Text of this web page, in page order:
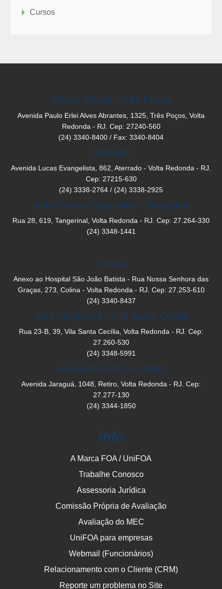
Cursos
Olezio Galotti - Três Poços
Avenida Paulo Erlei Alves Abrantes, 1325, Três Poços, Volta
Redonda - RJ. Cep: 27240-560
(24) 3340-8400 / Fax: 3340-8404
Aterrado
Avenida Lucas Evangelista, 862, Aterrado - Volta Redonda - RJ.
Cep: 27215-630
(24) 3338-2764 / (24) 3338-2925
João Pessoa Fagundes - Tangerinal
Rua 28, 619, Tangerinal, Volta Redonda - RJ. Cep: 27.264-330
(24) 3348-1441
Colina
Anexo ao Hospital São João Batista - Rua Nossa Senhora das
Graças, 273, Colina - Volta Redonda - RJ. Cep: 27.253-610
(24) 3340-8437
José Vinciprova - Vila Santa Cecília
Rua 23-B, 39, Vila Santa Cecília, Volta Redonda - RJ. Cep:
27.260-530
(24) 3348-5991
Leonardo Mollica - Retiro
Avenida Jaraguá, 1048, Retiro, Volta Redonda - RJ. Cep:
27.277-130
(24) 3344-1850
Info
A Marca FOA / UniFOA
Trabalhe Conosco
Assessoria Jurídica
Comissão Própria de Avaliação
Avaliação do MEC
UniFOA para empresas
Webmail (Funcionários)
Relacionamento com o Cliente (CRM)
Reporte um problema no Site